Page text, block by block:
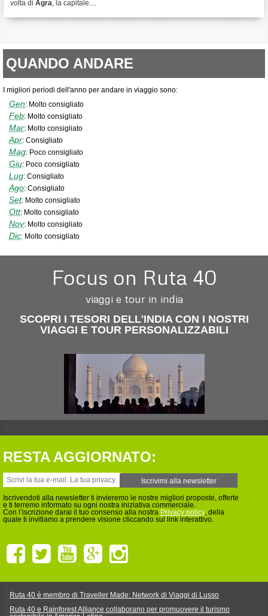
volta di Agra, la capitale....
QUANDO ANDARE
I migliori periodi dell'anno per andare in viaggio sono:
Gen: Molto consigliato
Feb: Molto consigliato
Mar: Molto consigliato
Apr: Consigliato
Mag: Poco consigliato
Giu: Poco consigliato
Lug: Consigliato
Ago: Consigliato
Set: Molto consigliato
Ott: Molto consigliato
Nov: Molto consigliato
Dic: Molto consigliato
Focus on Ruta 40
viaggi e tour in india
SCOPRI I TESORI DELL'INDIA CON I NOSTRI
VIAGGI E TOUR PERSONALIZZABILI
RESTA AGGIORNATO:
Iscrivendoti alla newsletter ti invieremo le nostre migliori proposte, offerte
e ti terremo informato su ogni nostra iniziativa commerciale.
Con l’iscrizione darai il tuo consenso alla nostra Privacy policy, della
quale ti invitiamo a prendere visione cliccando sul link interattivo.
Ruta 40 è membro di Traveller Made: Network di Viaggi di Lusso
Ruta 40 e Rainforest Alliance collaborano per promuovere il turismo